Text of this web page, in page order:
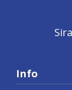
Info